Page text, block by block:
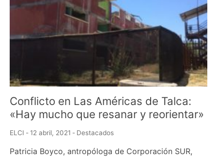
Conflicto en Las Américas de Talca:
«Hay mucho que resanar y reorientar»
ELCI - 12 abril, 2021 - Destacados
Patricia Boyco, antropóloga de Corporación SUR,